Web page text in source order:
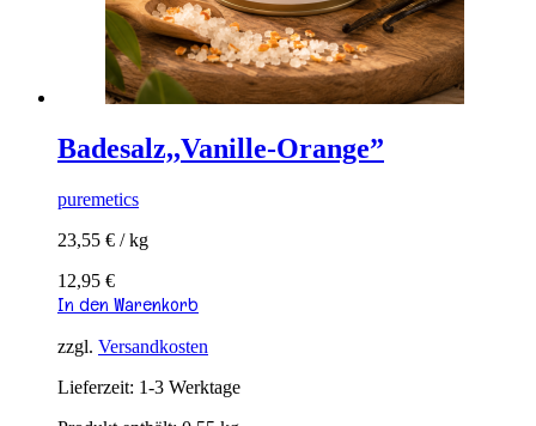
Badesalz,,Vanille-Orange”
puremetics
23,55 € /kg
12,95 €
In den Warenkorb
zzgl. Versandkosten
Lieferzeit: 1-3 Werktage